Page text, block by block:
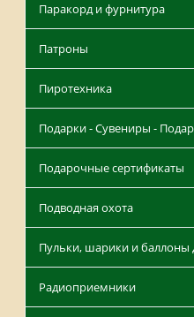
Паракорд и фурнитура
Патроны
Пиротехника
Подарки - Сувениры -
Подарочные сертификаты
Подводная охота
Пульки, шарики и баллоны
Радиоприемники